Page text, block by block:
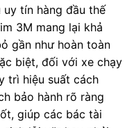
tín hàng đầu thế
3M mang lại khả
gần như hoàn toàn
biệt, đối với xe chạy
trì hiệu suất cách
bảo hành rõ ràng
giúp các bác tài